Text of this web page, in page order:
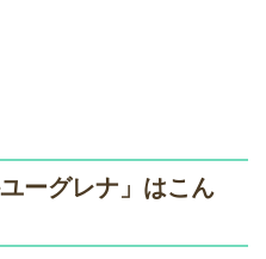
ーグレナ」はこん